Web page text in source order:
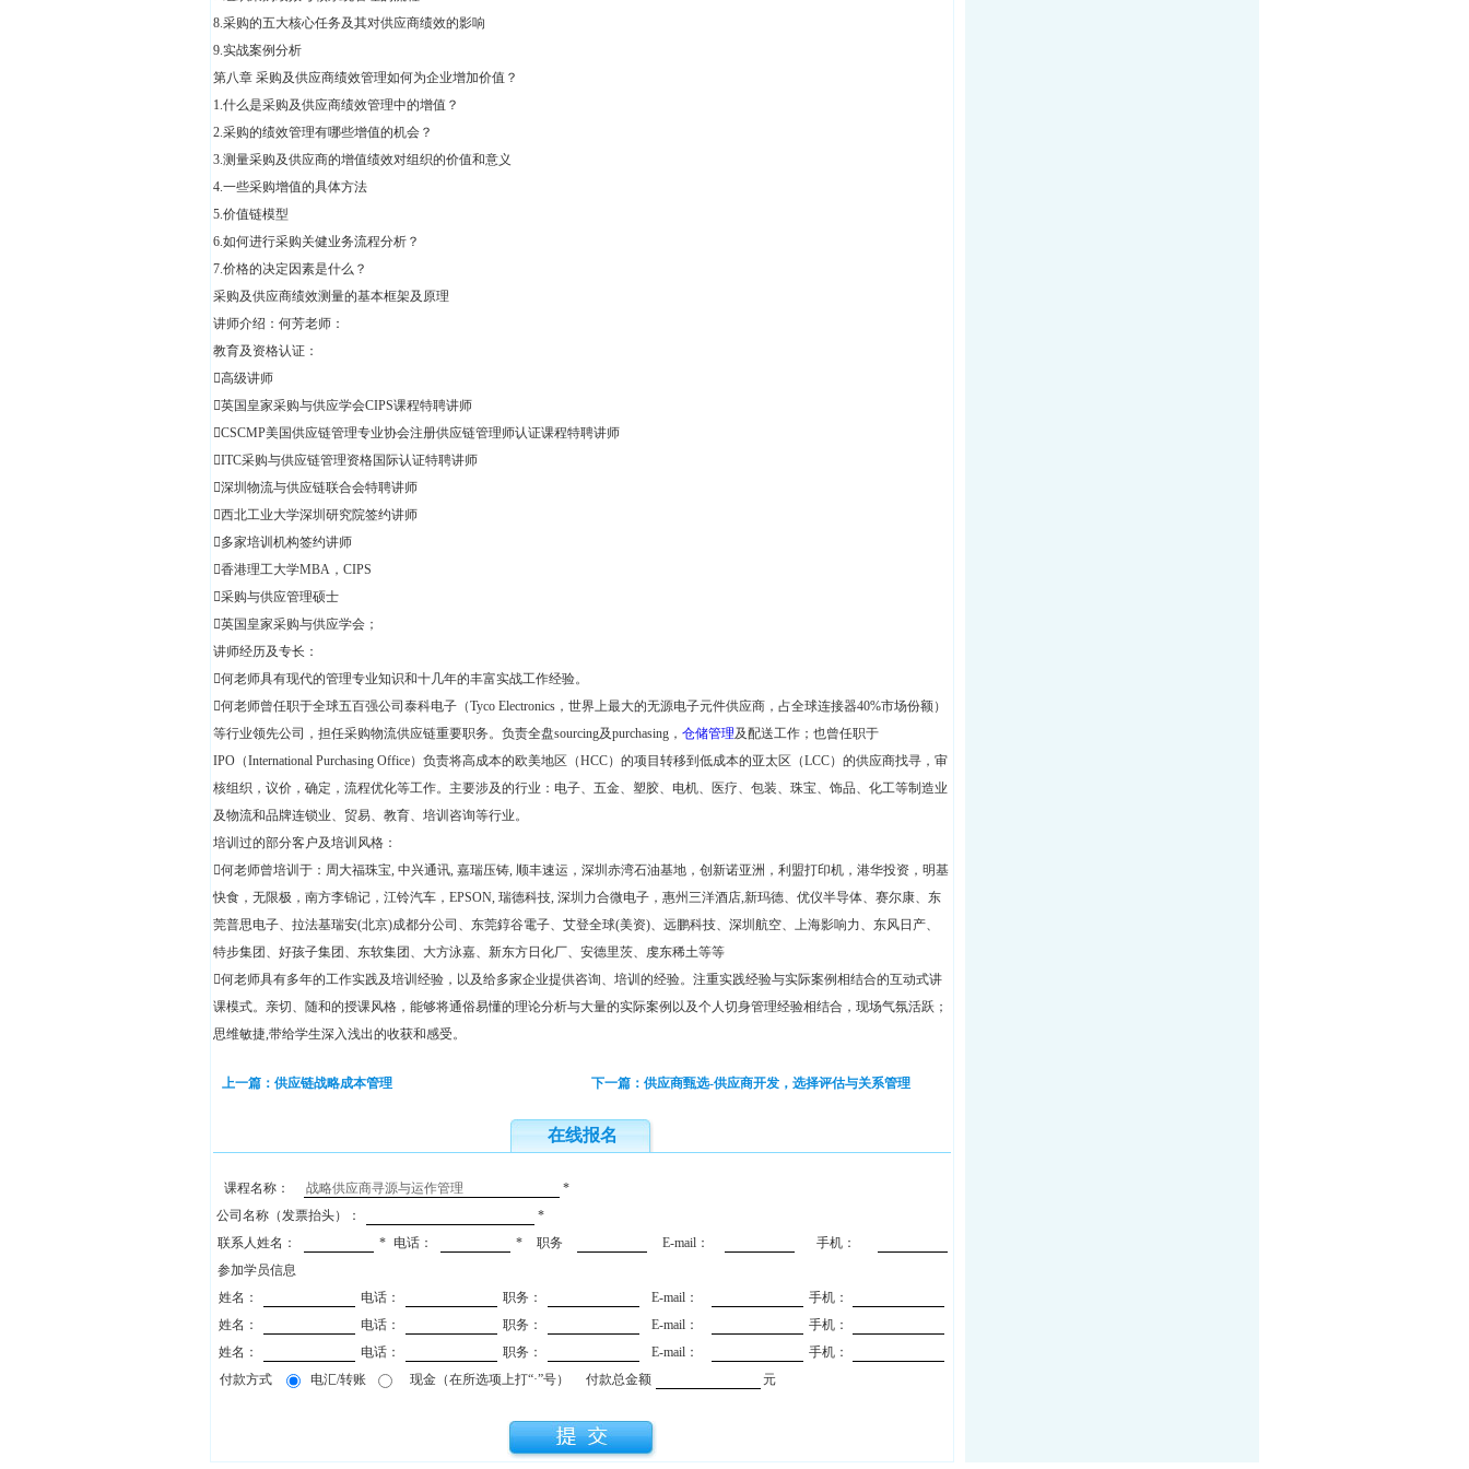
8.采购的五大核心任务及其对供应商绩效的影响
9.实战案例分析
第八章 采购及供应商绩效管理如何为企业增加价值？
1.什么是采购及供应商绩效管理中的增值？
2.采购的绩效管理有哪些增值的机会？
3.测量采购及供应商的增值绩效对组织的价值和意义
4.一些采购增值的具体方法
5.价值链模型
6.如何进行采购关健业务流程分析？
7.价格的决定因素是什么？
采购及供应商绩效测量的基本框架及原理
讲师介绍：何芳老师：
教育及资格认证：
高级讲师
英国皇家采购与供应学会CIPS课程特聘讲师
CSCMP美国供应链管理专业协会注册供应链管理师认证课程特聘讲师
ITC采购与供应链管理资格国际认证特聘讲师
深圳物流与供应链联合会特聘讲师
西北工业大学深圳研究院签约讲师
多家培训机构签约讲师
香港理工大学MBA，CIPS
采购与供应管理硕士
英国皇家采购与供应学会；
讲师经历及专长：
何老师具有现代的管理专业知识和十几年的丰富实战工作经验。
何老师曾任职于全球五百强公司泰科电子（Tyco Electronics，世界上最大的无源电子元件供应商，占全球连接器40%市场份额）
等行业领先公司，担任采购物流供应链重要职务。负责全盘sourcing及purchasing， 仓储管理及配送工作；也曾任职于
IPO（International Purchasing Office）负责将高成本的欧美地区（HCC）的项目转移到低成本的亚太区（LCC）的供应商找寻，审
核组织，议价，确定，流程优化等工作。主要涉及的行业：电子、五金、塑胶、电机、医疗、包装、珠宝、饰品、化工等制造业
及物流和品牌连锁业、贸易、教育、培训咨询等行业。
培训过的部分客户及培训风格：
何老师曾培训于：周大福珠宝, 中兴通讯, 嘉瑞压铸, 顺丰速运，深圳赤湾石油基地，创新诺亚洲，利盟打印机，港华投资，明基
快食，无限极，南方李锦记，江铃汽车，EPSON, 瑞德科技, 深圳力合微电子，惠州三洋酒店,新玛德、优仪半导体、赛尔康、东
莞普思电子、拉法基瑞安(北京)成都分公司、东莞錞谷電子、艾登全球(美资)、远鹏科技、深圳航空、上海影响力、东风日产、
特步集团、好孩子集团、东软集团、大方泳嘉、新东方日化厂、安德里茨、虔东稀土等等
何老师具有多年的工作实践及培训经验，以及给多家企业提供咨询、培训的经验。注重实践经验与实际案例相结合的互动式讲
课模式。亲切、随和的授课风格，能够将通俗易懂的理论分析与大量的实际案例以及个人切身管理经验相结合，现场气氛活跃；
思维敏捷,带给学生深入浅出的收获和感受。
上一篇：供应链战略成本管理 下一篇：供应商甄选-供应商开发，选择评估与关系管理
在线报名
课程名称：
*
公司名称（发票抬头）：
*
联系人姓名：
* 电话： * 职务 E-mail：
手机：
参加学员信息
姓名：
电话： 职务： E-mail：
手机：
姓名：
电话： 职务： E-mail：
手机：
姓名：
电话： 职务： E-mail：
手机：
付款方式
电汇/转账 现金（在所选项上打“·”号） 付款总金额 元